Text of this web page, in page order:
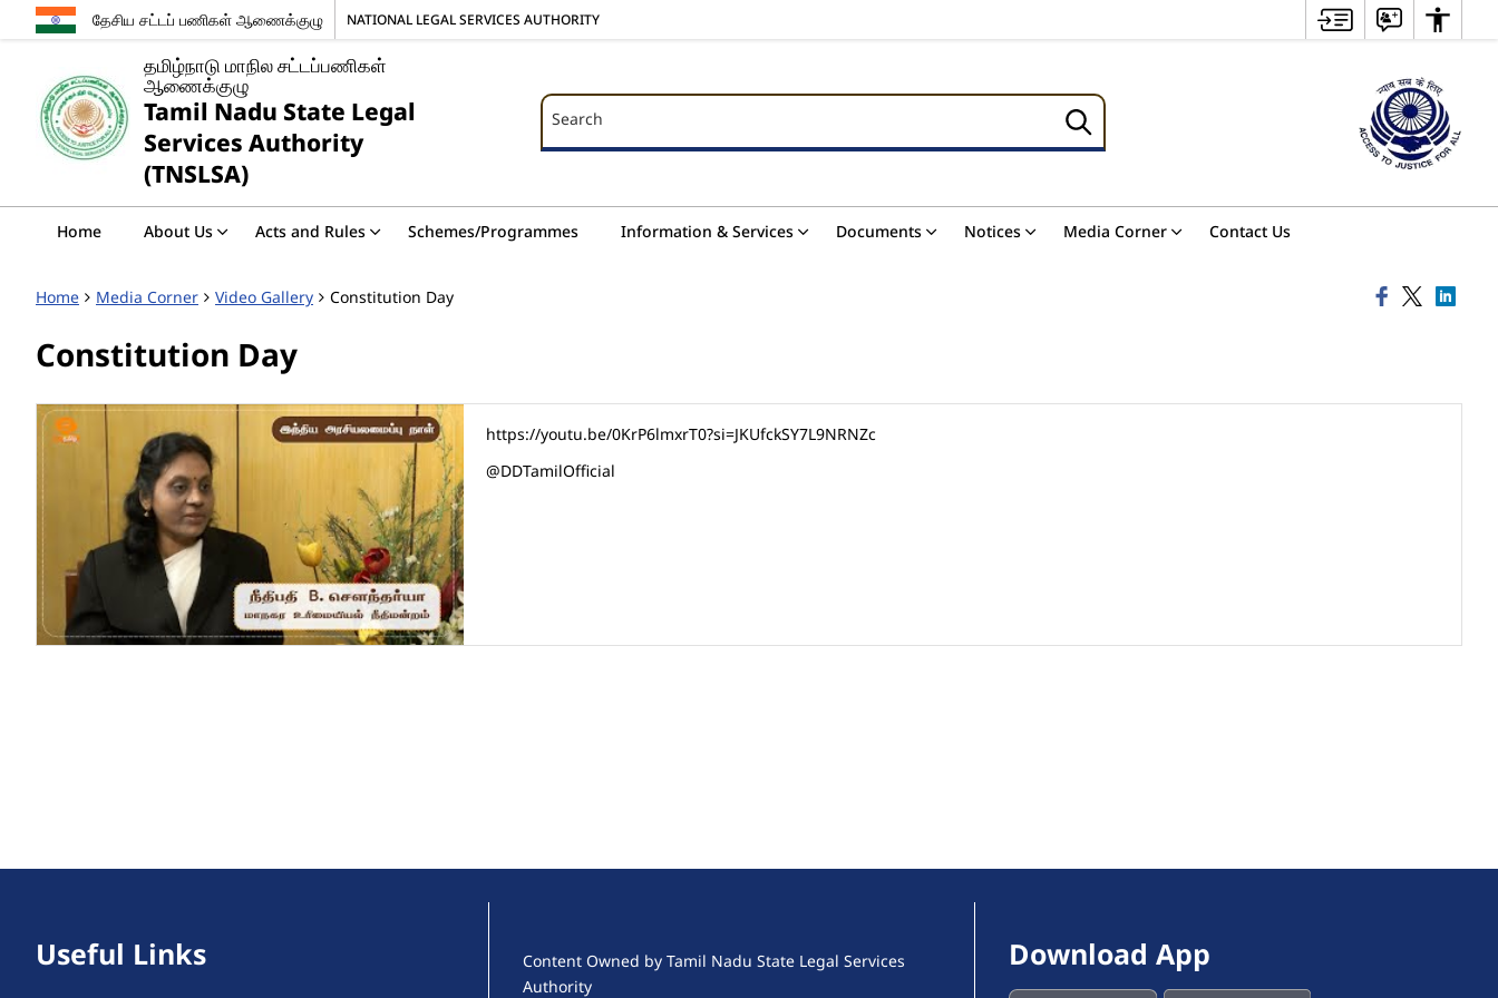
தேசிய சட்டப் பணிகள் ஆணைக்குழு NATIONAL LEGAL SERVICES AUTHORITY
தமிழ்நாடு மாநில சட்டப்பணிகள்
ஆணைக்குழு
Tamil Nadu State Legal
Services Authority
(TNSLSA)
Search
Search
Home About Us Acts and Rules Schemes/Programmes Information & Services Documents Notices Media Corner Contact Us
Home Media Corner Video Gallery Constitution Day
Constitution Day
https://youtu.be/0KrP6lmxrT0?si=JKUfckSY7L9NRNZc
@DDTamilOfficial
Useful Links
Content Owned by Tamil Nadu State Legal Services
Authority
Download App